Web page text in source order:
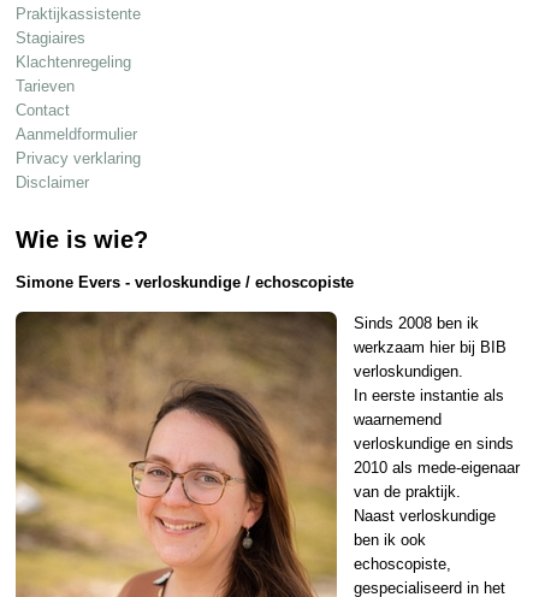
Praktijkassistente
Stagiaires
Klachtenregeling
Tarieven
Contact
Aanmeldformulier
Privacy verklaring
Disclaimer
Wie is wie?
Simone Evers - verloskundige / echoscopiste
Sinds 2008 ben ik
werkzaam hier bij BIB
verloskundigen.
In eerste instantie als
waarnemend
verloskundige en sinds
2010 als mede-eigenaar
van de praktijk.
Naast verloskundige
ben ik ook
echoscopiste,
gespecialiseerd in het